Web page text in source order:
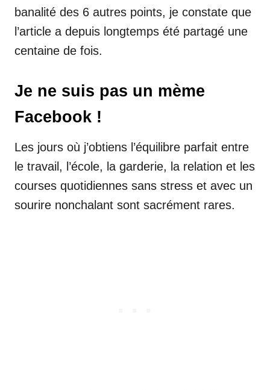
banalité des 6 autres points, je constate que
l’article a depuis longtemps été partagé une
centaine de fois.
Je ne suis pas un mème
Facebook !
Les jours où j’obtiens l’équilibre parfait entre
le travail, l’école, la garderie, la relation et les
courses quotidiennes sans stress et avec un
sourire nonchalant sont sacrément rares.